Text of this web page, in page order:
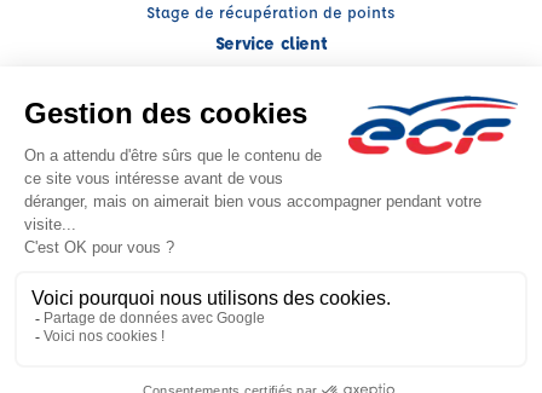
Stage de récupération de points
Service client
My ECF
Conseils